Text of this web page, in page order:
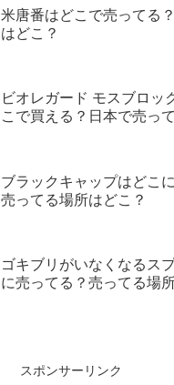
米唐番はどこで売ってる
はどこ？
ビオレガード モスブロッ
こで買える？日本で売っ
ブラックキャップはどこ
売ってる場所はどこ？
ゴキブリがいなくなるス
に売ってる？売ってる場
スポンサーリンク